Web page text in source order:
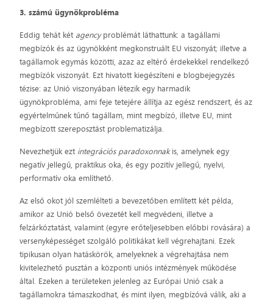
3. számú ügynökprobléma
Eddig tehát két agencyproblémát láthattunk: a tagállami
megbízók és az ügynökként megkonstruált EU viszonyát; illetve a
tagállamok egymás közötti, azaz az eltérő érdekekkel rendelkező
megbízók viszonyát. Ezt hivatott kiegészíteni e blogbejegyzés
tézise: az Unió viszonyában létezik egy harmadik
ügynökprobléma, ami feje tetejére állítja az egész rendszert, és az
egyértelműnek tűnő tagállam, mint megbízó, illetve EU, mint
megbízott szereposztást problematizálja.
Nevezhetjük ezt integrációs paradoxonnakis, amelynek egy
negatív jellegű, praktikus oka, és egy pozitív jellegű, nyelvi,
performatív oka említhető.
Az első okot jól szemlélteti a bevezetőben említett két példa,
amikor az Unió belső övezetét kell megvédeni, illetve a
felzárkóztatást, valamint (egyre erőteljesebben előbbi rovására) a
versenyképességet szolgáló politikákat kell végrehajtani. Ezek
tipikusan olyan hatáskörök, amelyeknek a végrehajtása nem
kivitelezhető pusztán a központi uniós intézmények működése
által. Ezeken a területeken jelenleg az Európai Unió csak a
tagállamokra támaszkodhat, és mint ilyen, megbízóvá válik, aki a